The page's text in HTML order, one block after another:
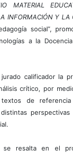
MATERIAL
INFORMACIÓN Y LA
social”,
a la
calificador la
crítico, por
de
se resalta en el